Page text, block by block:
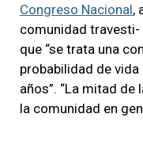
Congreso Nacional,
comunidad travesti-
que “se trata una
probabilidad de
años”. “La mitad
la comunidad en